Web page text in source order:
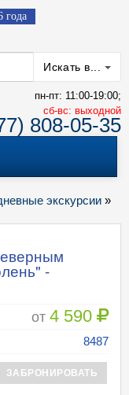
года
Искать в...
пн-пт: 11:00-19:00;
cб-вс: выходной
808-05-35
экскурсии »
-
от 4 590
8487
ЗАБРОНИРОВАТЬ